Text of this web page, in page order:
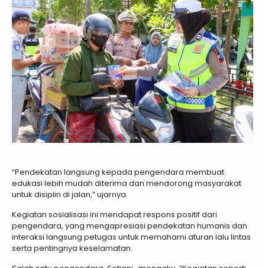
“Pendekatan langsung kepada pengendara membuat
edukasi lebih mudah diterima dan mendorong masyarakat
untuk disiplin di jalan,” ujarnya.
Kegiatan sosialisasi ini mendapat respons positif dari
pengendara, yang mengapresiasi pendekatan humanis dan
interaksi langsung petugas untuk memahami aturan lalu lintas
serta pentingnya keselamatan.